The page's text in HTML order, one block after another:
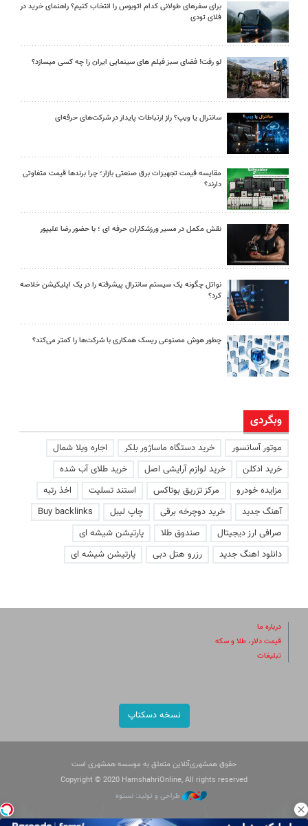
برای سفرهای طولانی کدام اتوبوس را انتخاب کنیم؟ راهنمای خرید در
فلای تودی
لو رفت! فضای سبز فیلم های سینمایی ایران را چه کسی میسازد؟
سانترال یا ویپ؟ راز ارتباطات پایدار در شرکت‌های حرفه‌ای
مقایسه قیمت تجهیزات برق صنعتی بازار؛ چرا برندها قیمت متفاوتی
دارند؟
نقش مکمل در مسیر ورزشکاران حرفه ای ؛ با حضور رضا علیپور
نواتل چگونه یک سیستم سانترال پیشرفته را در یک اپلیکیشن خلاصه
کرد؟
چطور هوش مصنوعی ریسک همکاری با شرکت‌ها را کمتر می‌کند؟
وبگردی
موتور آسانسور خرید دستگاه ماساژور بلکر
اجاره ویلا شمال
خرید ادکلن
خرید لوازم آرایشی اصل
خرید طلای آب شده
مزایده خودرو
مرکز تزریق بوتاکس استند تسلیت
اخذ رتبه
آهنگ جدید
خرید دوچرخه برقی چاپ لیبل
Buy backlinks
صرافی ارز دیجیتال
صندوق طلا
پارتیشن شیشه ای
دانلود اهنگ جدید
رزرو هتل دبی پارتیشن شیشه ای
درباره ما
قیمت دلار، طلا و سکه
تبلیغات
نسخه دسکتاپ
حقوق همشهری‌آنلاین متعلق به موسسه همشهری است
Copyright © 2020 HamshahriOnline, All rights reserved
طراحی و تولید: نستوه